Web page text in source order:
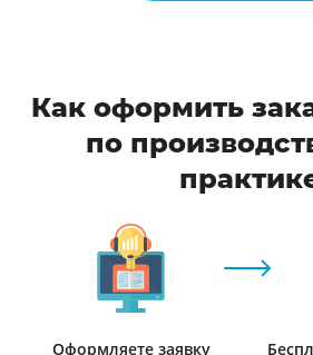
Как оформить
по
Оформляете заявку